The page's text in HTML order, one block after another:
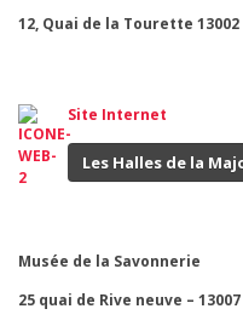
12, Quai de la Tourette
Site Internet
Les Halles de la
Musée de la Savonnerie
25 quai de Rive neuve –